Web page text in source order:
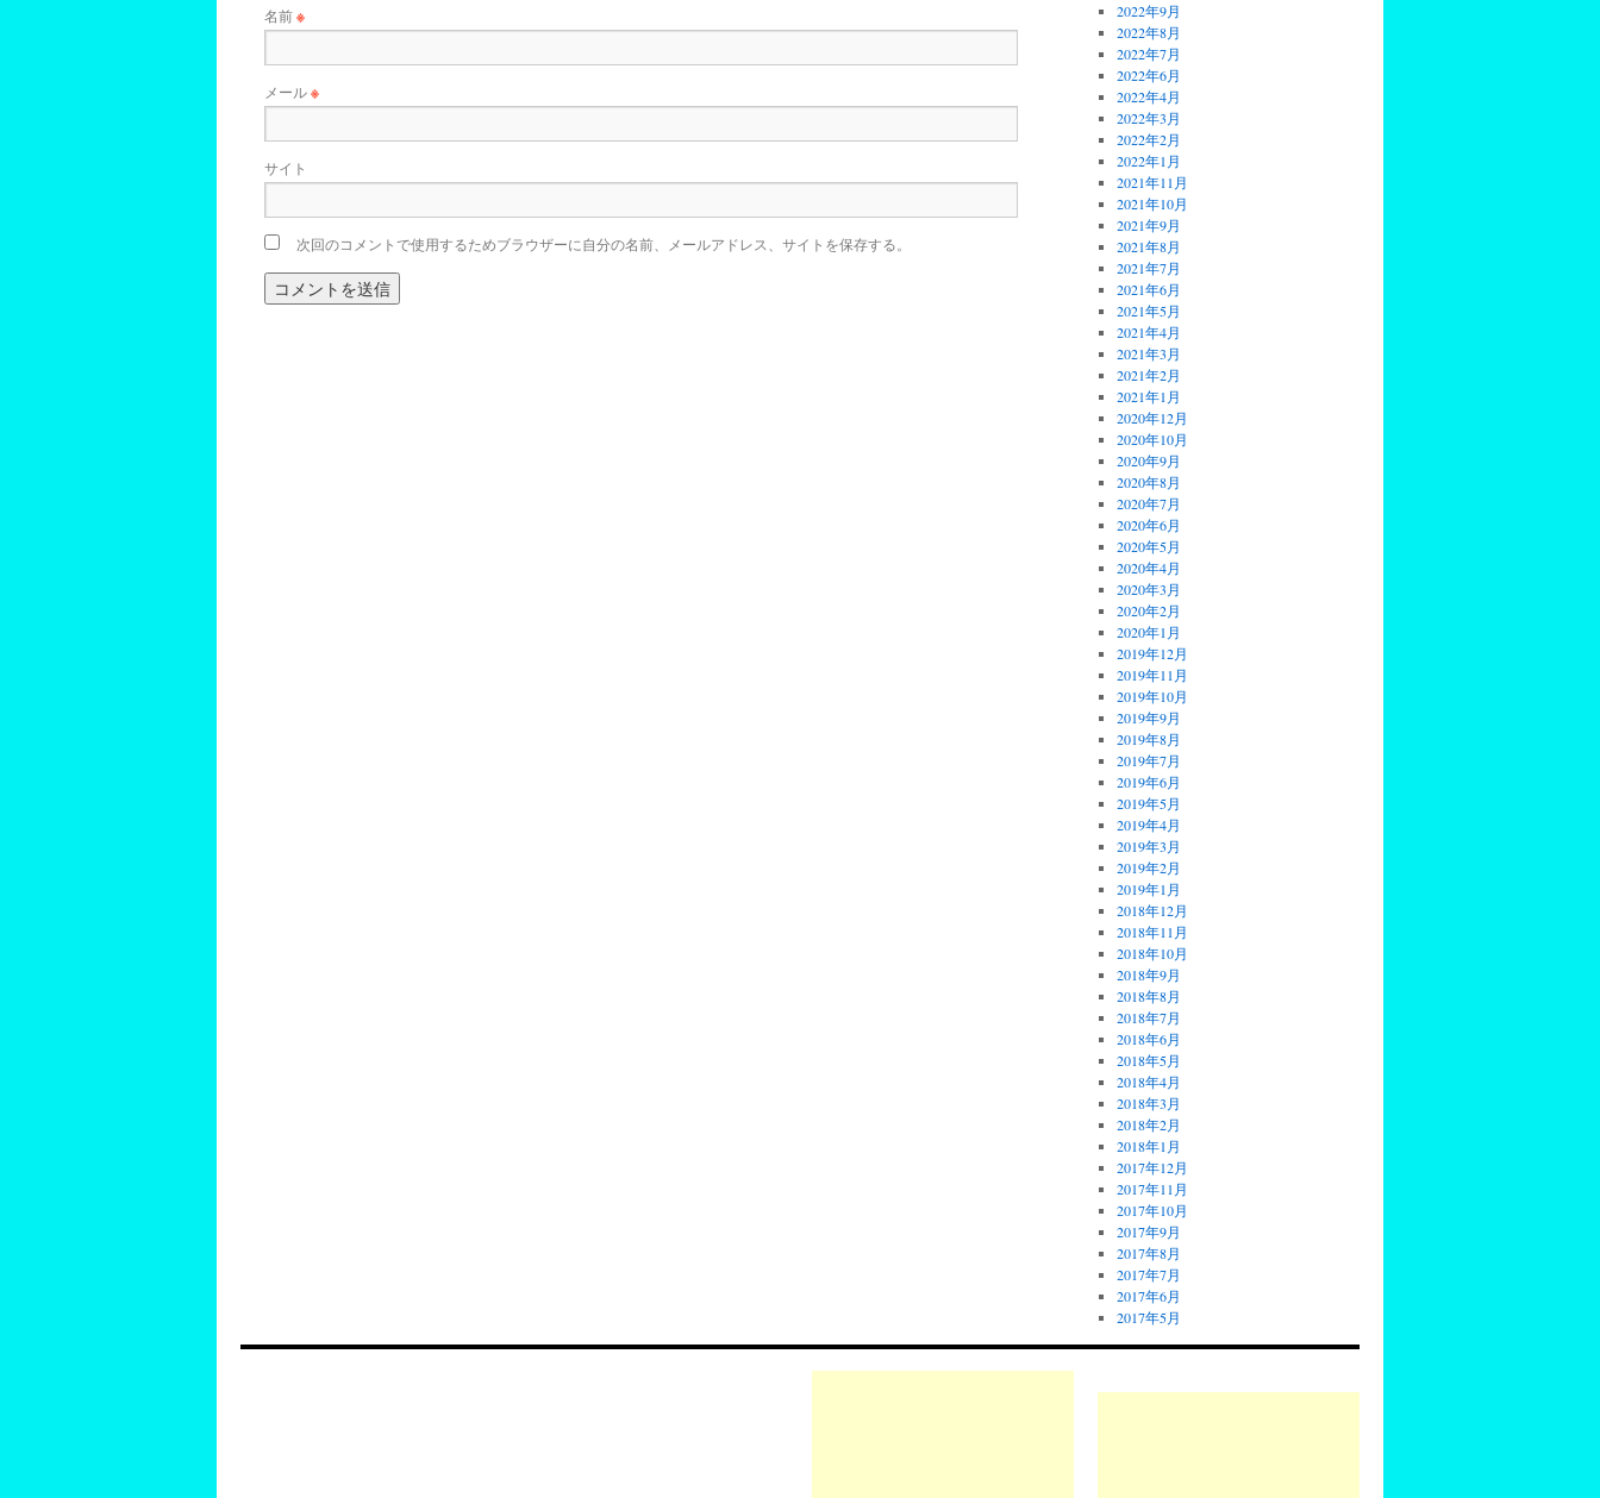
名前※
メール※
サイト
次回のコメントで使用するためブラウザーに自分の名前、メールアドレス、サイトを保存する。
2022年9月
2022年8月
2022年7月
2022年6月
2022年4月
2022年3月
2022年2月
2022年1月
2021年11月
2021年10月
2021年9月
2021年8月
2021年7月
2021年6月
2021年5月
2021年4月
2021年3月
2021年2月
2021年1月
2020年12月
2020年10月
2020年9月
2020年8月
2020年7月
2020年6月
2020年5月
2020年4月
2020年3月
2020年2月
2020年1月
2019年12月
2019年11月
2019年10月
2019年9月
2019年8月
2019年7月
2019年6月
2019年5月
2019年4月
2019年3月
2019年2月
2019年1月
2018年12月
2018年11月
2018年10月
2018年9月
2018年8月
2018年7月
2018年6月
2018年5月
2018年4月
2018年3月
2018年2月
2018年1月
2017年12月
2017年11月
2017年10月
2017年9月
2017年8月
2017年7月
2017年6月
2017年5月